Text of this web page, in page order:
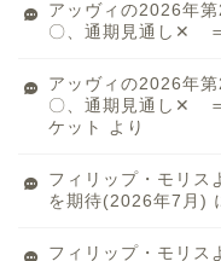
アッヴィの2026年
〇、通期見通し✕
アッヴィの2026年
〇、通期見通し✕
ケット
より
フィリップ・モリス
を期待(2026年7月)
フィリップ・モリス